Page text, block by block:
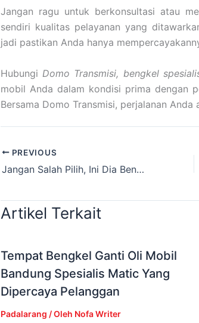
Jangan ragu untuk berkonsultasi atau
sendiri kualitas pelayanan yang
jadi pastikan Anda hanya
Hubungi Domo Transmisi, bengkel
mobil Anda dalam kondisi prima dengan
Bersama Domo Transmisi, perjalanan Anda
PREVIOUS
Jangan Salah Pilih, Ini Dia Bengkel Mobil Mazda Jakarta Pusat Spesialis Matic
Artikel Terkait
Tempat Bengkel Ganti Oli Mobil
Bandung Spesialis Matic Yang
Dipercaya Pelanggan
Padalarang / Oleh Nofa Writer